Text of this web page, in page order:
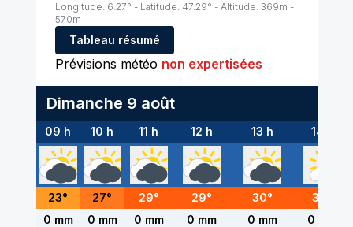
Longitude: 6.27° - Latitude: 47.29° - Altitude: 369m -
570m
Tableau résumé
Prévisions météo non expertisées
Dimanche 9 août
09 h 10 h 11 h 12 h 13 h 14 h
23° 27° 29° 29° 30° 30
0 mm
0 mm 0 mm 0 mm 0 mm 0 mm